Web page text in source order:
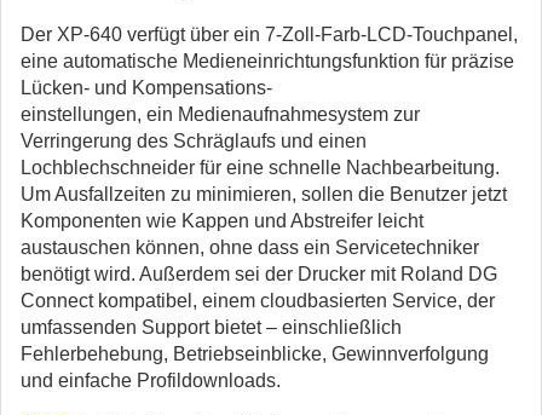
Der XP-640 verfügt über ein 7-Zoll-Farb-LCD-Touchpanel,
eine automatische Medieneinrichtungsfunktion für präzise
Lücken- und Kompensations-
einstellungen, ein Medienaufnahmesystem zur
Verringerung des Schräglaufs und einen
Lochblechschneider für eine schnelle Nachbearbeitung.
Um Ausfallzeiten zu minimieren, sollen die Benutzer jetzt
Komponenten wie Kappen und Abstreifer leicht
austauschen können, ohne dass ein Servicetechniker
benötigt wird. Außerdem sei der Drucker mit Roland DG
Connect kompatibel, einem cloudbasierten Service, der
umfassenden Support bietet – einschließlich
Fehlerbehebung, Betriebseinblicke, Gewinnverfolgung
und einfache Profildownloads.